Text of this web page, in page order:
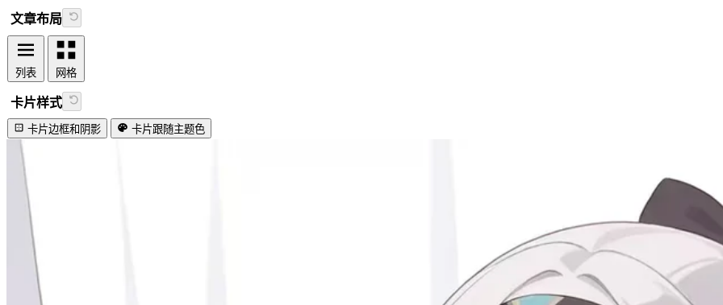
文章布局
列表 网格
卡片样式
卡片边框和阴影 卡片跟随主题色
视频加载失败